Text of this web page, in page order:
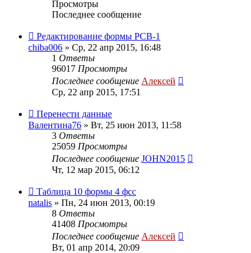
Просмотры
Последнее сообщение
Редактирование формы РСВ-1
chiba006 » Ср, 22 апр 2015, 16:48
1 Ответы
96017 Просмотры
Последнее сообщение Алексей
Ср, 22 апр 2015, 17:51
Перенести данные
Валентина76 » Вт, 25 июн 2013, 11:58
3 Ответы
25059 Просмотры
Последнее сообщение JOHN2015
Чт, 12 мар 2015, 06:12
Таблица 10 формы 4 фсс
natalis » Пн, 24 июн 2013, 00:19
8 Ответы
41408 Просмотры
Последнее сообщение Алексей
Вт, 01 апр 2014, 20:09